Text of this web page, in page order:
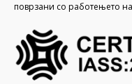
поврзани со работењето